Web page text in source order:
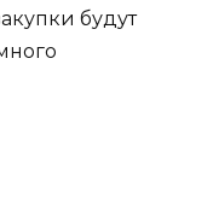
будут